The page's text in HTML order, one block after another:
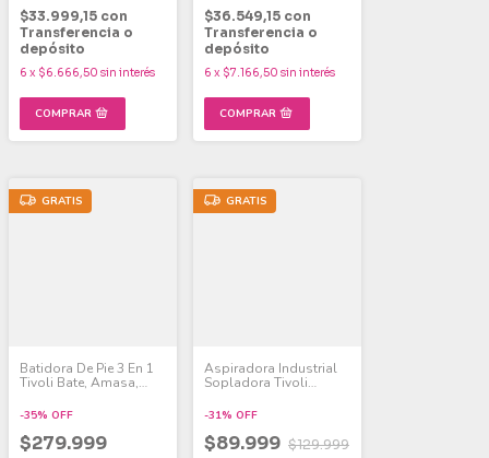
$33.999,15 con
Transferencia o
depósito
6 x $6.666,50 sin interés
$36.549,15 con
Transferencia o
depósito
6 x $7.166,50 sin interés
GRATIS
Batidora De Pie 3 En 1
Tivoli Bate, Amasa,
-35% OFF
$279.999
GRATIS
Aspiradora Industrial
Sopladora Tivoli
-31% OFF
$89.999 $129.999